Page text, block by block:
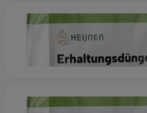
Organischer
Organischer